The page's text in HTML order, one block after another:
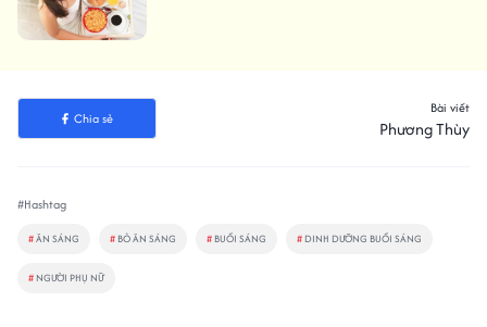
Chia sẻ
Bài viết
Phương Thùy
#Hashtag
#ĂN SÁNG # BỎ ĂN SÁNG # BUỔI SÁNG # DINH DƯỠNG BUỔI SÁNG
# NGƯỜI PHỤ NỮ